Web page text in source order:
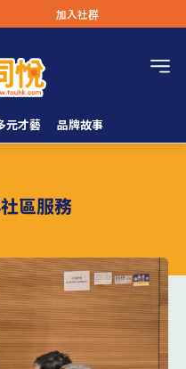
加入社群
元才藝 品牌故事
區服務